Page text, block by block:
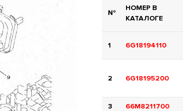
№
НОМЕР В
КАТАЛОГЕ
1 6G18194110
2 6G18195200
3 66M8211700